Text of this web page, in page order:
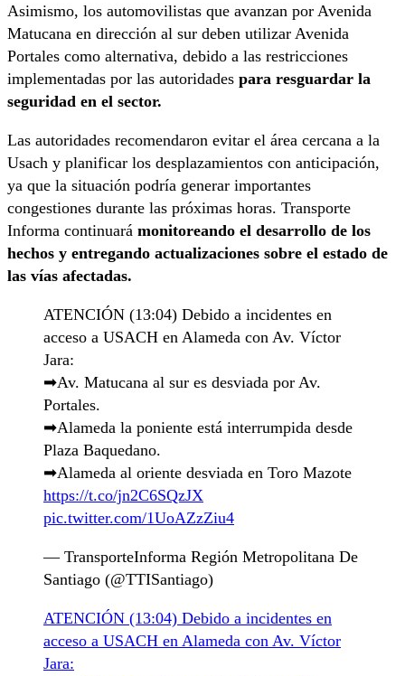
Asimismo, los automovilistas que avanzan por Avenida
Matucana en dirección al sur deben utilizar Avenida
Portales como alternativa, debido a las restricciones
implementadas por las autoridades para resguardar la
seguridad en el sector.
Las autoridades recomendaron evitar el área cercana a la
Usach y planificar los desplazamientos con anticipación,
ya que la situación podría generar importantes
congestiones durante las próximas horas. Transporte
Informa continuará monitoreando el desarrollo de los
hechos y entregando actualizaciones sobre el estado de
las vías afectadas.
ATENCIÓN (13:04) Debido a incidentes en
acceso a USACH en Alameda con Av. Víctor
Jara:
➡Av. Matucana al sur es desviada por Av.
Portales.
➡Alameda la poniente está interrumpida desde
Plaza Baquedano.
➡Alameda al oriente desviada en Toro Mazote
https://t.co/jn2C6SQzJX
pic.twitter.com/1UoAZzZiu4
— TransporteInforma Región Metropolitana De
Santiago (@TTISantiago)
ATENCIÓN (13:04) Debido a incidentes en
acceso a USACH en Alameda con Av. Víctor
Jara: